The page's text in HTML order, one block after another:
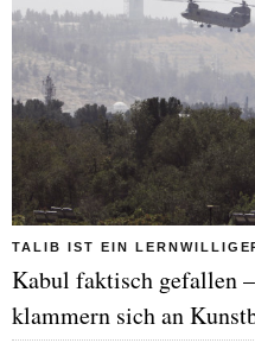
TALIB IST EIN
Kabul faktisch gefallen
klammern sich an